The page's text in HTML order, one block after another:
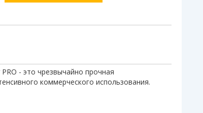
- это чрезвычайно прочная
коммерческого использования.